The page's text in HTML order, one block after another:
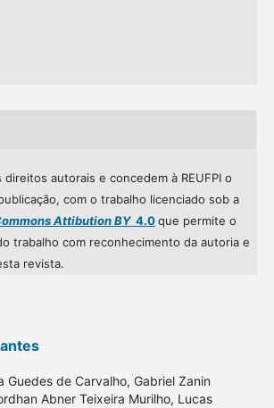
autorais e concedem à REUFPI o
com o trabalho licenciado sob a
Attibution BY4.0que permite o
trabalho com reconhecimento da autoria e
revista.
Guedes de Carvalho, Gabriel Zanin
Abner Teixeira Murilho, Lucas